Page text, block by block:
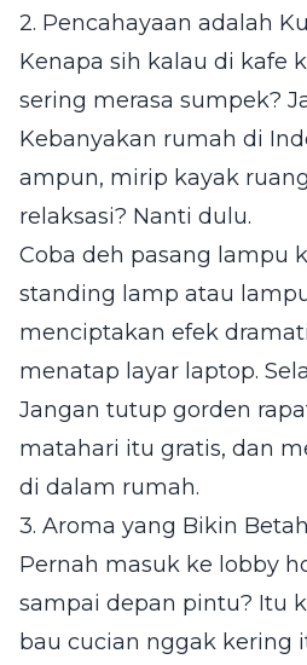
2. Pencahayaan adalah
Kenapa sih kalau di kafe
sering merasa sumpek?
Kebanyakan rumah di
ampun, mirip kayak
relaksasi? Nanti dulu.
Coba deh pasang lampu
standing lamp atau
menciptakan efek
menatap layar laptop.
Jangan tutup gorden
matahari itu gratis, dan
di dalam rumah.
3. Aroma yang Bikin Betah
Pernah masuk ke lobby
sampai depan pintu? Itu
bau cucian nggak kering